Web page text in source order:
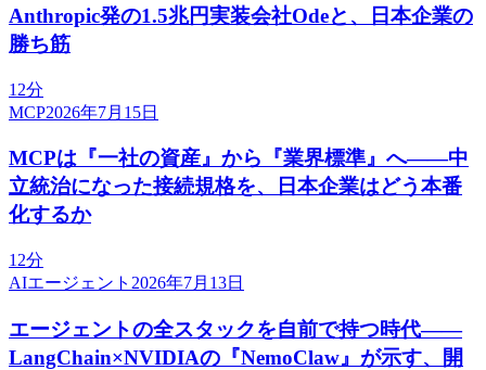
Anthropic発の1.5兆円実装会社Odeと、日本企業の
勝ち筋
12分
MCP2026年7月15日
MCPは『一社の資産』から『業界標準』へ——中
立統治になった接続規格を、日本企業はどう本番
化するか
12分
AIエージェント 2026年7月13日
エージェントの全スタックを自前で持つ時代——
LangChain×NVIDIAの『NemoClaw』が示す、開